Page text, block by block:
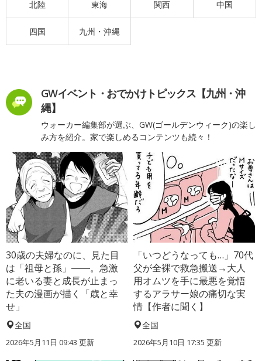
北陸 東海 関西 中国
四国 九州・沖縄
GWイベント・おでかけトピックス【九州・沖
縄】
ウォーカー編集部が選ぶ、GW(ゴールデンウィーク)の楽し
み方を紹介。家で楽しめるコンテンツも続々！
30歳の夫婦なのに、見た目
は「祖母と孫」――。急激
に老いる妻と成長が止まっ
た夫の漫画が描く「歳と幸
せ」
全国
2026年5月11日 09:43 更新
「いつどうなっても…」70代
父が全裸で救急搬送→大人
用オムツを手に最悪を覚悟
するアラサー娘の痛切な実
情【作者に聞く】
全国
2026年5月10日 17:35 更新